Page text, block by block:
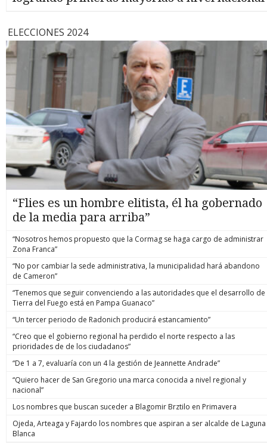
ELECCIONES 2024
“Flies es un hombre elitista, él ha gobernado
de la media para arriba”
“Nosotros hemos propuesto que la Cormag se haga cargo de administrar
Zona Franca”
“No por cambiar la sede administrativa, la municipalidad hará abandono
de Cameron”
“Tenemos que seguir convenciendo a las autoridades que el desarrollo de
Tierra del Fuego está en Pampa Guanaco”
“Un tercer periodo de Radonich producirá estancamiento”
“Creo que el gobierno regional ha perdido el norte respecto a las
prioridades de de los ciudadanos”
“De 1 a 7, evaluaría con un 4 la gestión de Jeannette Andrade”
“Quiero hacer de San Gregorio una marca conocida a nivel regional y
nacional”
Los nombres que buscan suceder a Blagomir Brztilo en Primavera
Ojeda, Arteaga y Fajardo los nombres que aspiran a ser alcalde de Laguna
Blanca